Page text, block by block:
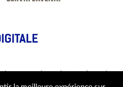
en assurance sous le numéro